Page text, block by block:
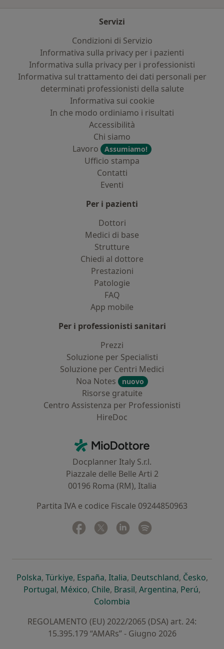
Servizi
Condizioni di Servizio
Informativa sulla privacy per i pazienti
Informativa sulla privacy per i professionisti
Informativa sul trattamento dei dati personali per
determinati professionisti della salute
Informativa sui cookie
In che modo ordiniamo i risultati
Accessibilità
Chi siamo
Lavoro
Assumiamo!
Ufficio stampa
Contatti
Eventi
Per i pazienti
Dottori
Medici di base
Strutture
Chiedi al dottore
Prestazioni
Patologie
FAQ
App mobile
Per i professionisti sanitari
Prezzi
Soluzione per Specialisti
Soluzione per Centri Medici
Noa Notes
nuovo
Risorse gratuite
Centro Assistenza per Professionisti
HireDoc
MioDottore - Homepage
Docplanner Italy S.r.l.
Piazzale delle Belle Arti 2
00196 Roma (RM), Italia
Partita IVA e codice Fiscale 09244850963
Facebook
si apre in una nuova scheda
Twitter
si apre in una nuova scheda
Linkedin
si apre in una nuova
Polskasi apre in una nuova scheda
, Türkiyesi apre in una nuova scheda
, Españasi apre in una nuova scheda
, Italiasi apre in una nuova
, Deutschlandsi apre in
, Českosi
,
Portugalsi apre in una nuova scheda
, Méxicosi apre in una nuova scheda
, Chilesi apre in una nuova scheda
, Brasilsi apre in una nuova
, Argentinasi apre in
, Perúsi
,
Colombia
REGOLAMENTO (EU) 2022/2065 (DSA) art. 24:
15.395.179 “AMARs” - Giugno 2026